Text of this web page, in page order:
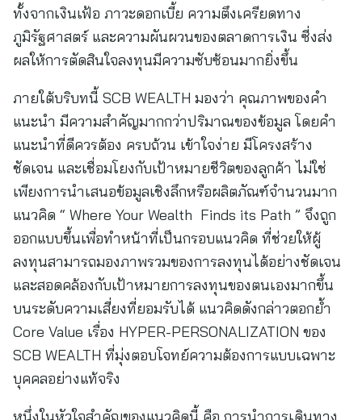
ทั้งจากเงินเฟ้อ ภาวะดอกเบี้ย ความตึงเครียดทาง
ภูมิรัฐศาสตร์ และความผันผวนของตลาดการเงิน ซี่งส่ง
ผลให้การตัดสินใจลงทุนมีความซับซ้อนมากยิ่งขึ้น
ภายใต้บริบทนี้ SCB WEALTH มองว่า คุณภาพของคำ
แนะนำ มีความสำคัญมากกว่าปริมาณของข้อมูล โดยคำ
แนะนำที่ดีควรต้อง ครบถ้วน เข้าใจง่าย มีโครงสร้าง
ชัดเจน และเชื่อมโยงกับเป้าหมายชีวิตของลูกค้า ไม่ใช่
เพียงการนำเสนอข้อมูลเชิงลึกหรือผลิตภัณฑ์จำนวนมาก
แนวคิด “ Where Your Wealth Finds its Path ” จึงถูก
ออกแบบขึ้นเพื่อทำหน้าที่เป็นกรอบแนวคิด ที่ช่วยให้ผู้
ลงทุนสามารถมองภาพรวมของการลงทุนได้อย่างชัดเจน
และสอดคล้องกับเป้าหมายการลงทุนของตนเองมากขึ้น
บนระดับความเสี่ยงที่ยอมรับได้ แนวคิดดังกล่าวตอกย้ำ
Core Value เรื่อง HYPER-PERSONALIZATION ของ
SCB WEALTH ที่มุ่งตอบโจทย์ความต้องการแบบเฉพาะ
บุคคลอย่างแท้จริง